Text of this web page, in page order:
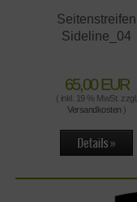
Seitenstreifen
Sideline_04
65,00 EUR
( inkl. 19 % MwSt. zzgl.
Versandkosten )